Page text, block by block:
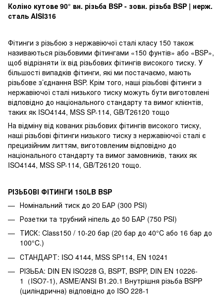
Коліно кутове 90° вн. різьба BSP - зовн. різьба BSP | нерж.
сталь AISI316
Фітинги з різьбою з нержавіючої сталі класу 150 також
називаються різьбовими фітингами «150 фунтів» або «BSP»,
щоб відрізняти їх від різьбових фітингів високого тиску. У
більшості випадків фітинги, які ми постачаємо, мають
різьбове з’єднання BSP. Крім того, наші різьбові фітинги з
нержавіючої сталі низького тиску можуть бути виготовлені
відповідно до національного стандарту та вимог клієнтів,
таких як ISO4144, MSS SP-114, GB/T26120 тощо
На відміну від кованих різьбових фітингів високого тиску,
наші різьбові фітинги низького тиску з нержавіючої сталі є
прецизійним литтям, виготовленим відповідно до
національного стандарту та вимог замовників, таких як
ISO4144, MSS SP-114, GB/T26120 тощо.
РІЗЬБОВІ ФІТИНГИ 150LB BSP
Номінальний тиск до 20 БАР (300 PSI)
Розетки та трубний ніпель до 50 БАР (750 PSI)
ТИСК: Class150 / 10-20 бар (20 бар до 40°C або 16 бар до
100°C.)
СТАНДАРТ: ISO 4144, MSS SP114, EN 10241
РІЗЬБА: DIN EN ISO228 G, BSPT, BSPP, DIN EN 10226-
1（ISO7-1), ASME/ANSI B1.20.1 Внутрішня різьба BSPP
(циліндрична) відповідно до ISO 228-1